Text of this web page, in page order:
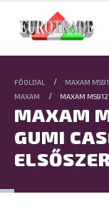
FŐOLDAL
MAXAM
MAXAM
MAXAM MS912
MAXAM
GUMI